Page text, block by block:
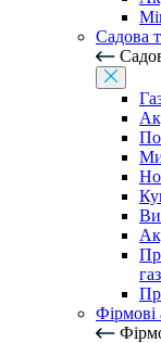
Садова
Фірмові